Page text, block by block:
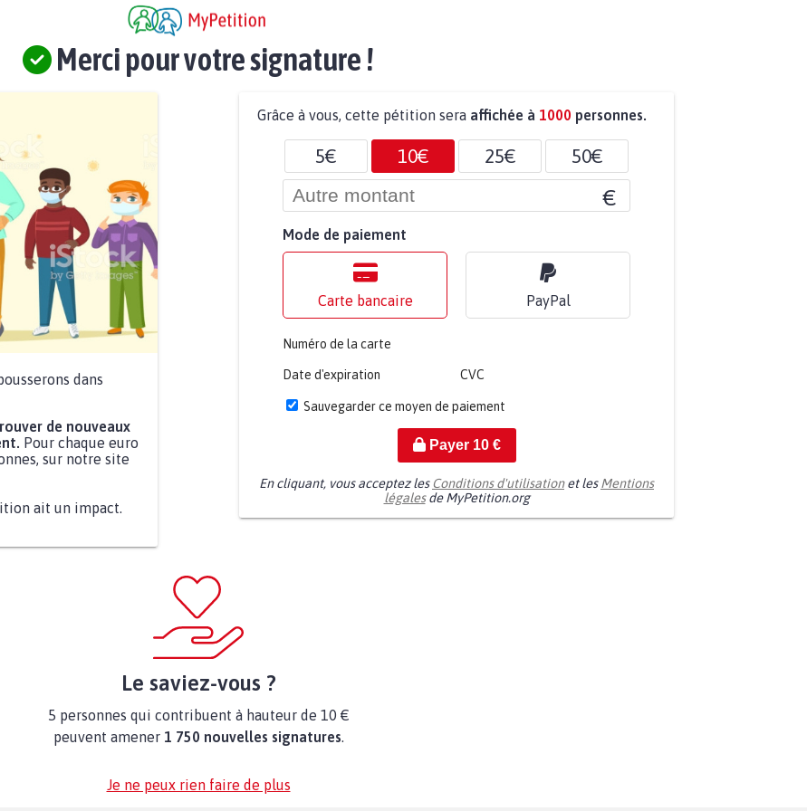
Merci pour votre signature !
dans
de nouveaux
Pour chaque euro
sur notre site
ait un impact.
Grâce à vous, cette pétition sera affichée à 1000 personnes.
5€ 10€ 25€ 50€
€
Mode de paiement
Carte bancaire PayPal
Numéro de la carte
Date d'expiration CVC
Sauvegarder ce moyen de paiement
Payer 10€
En cliquant, vous acceptez les Conditions d'utilisationet lesMentions
légalesde MyPetition.org
Le saviez-vous ?
5 personnes qui contribuent à hauteur de 10 €
peuvent amener 1 750 nouvelles signatures.
Je ne peux rien faire de plus